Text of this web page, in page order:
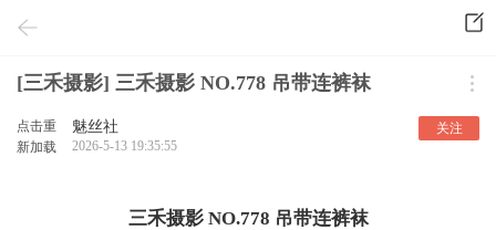
[三禾摄影] 三禾摄影 NO.778 吊带连裤袜
点击重
新加载
魅丝社
2026-5-13 19:35:55
关注
三禾摄影 NO.778 吊带连裤袜